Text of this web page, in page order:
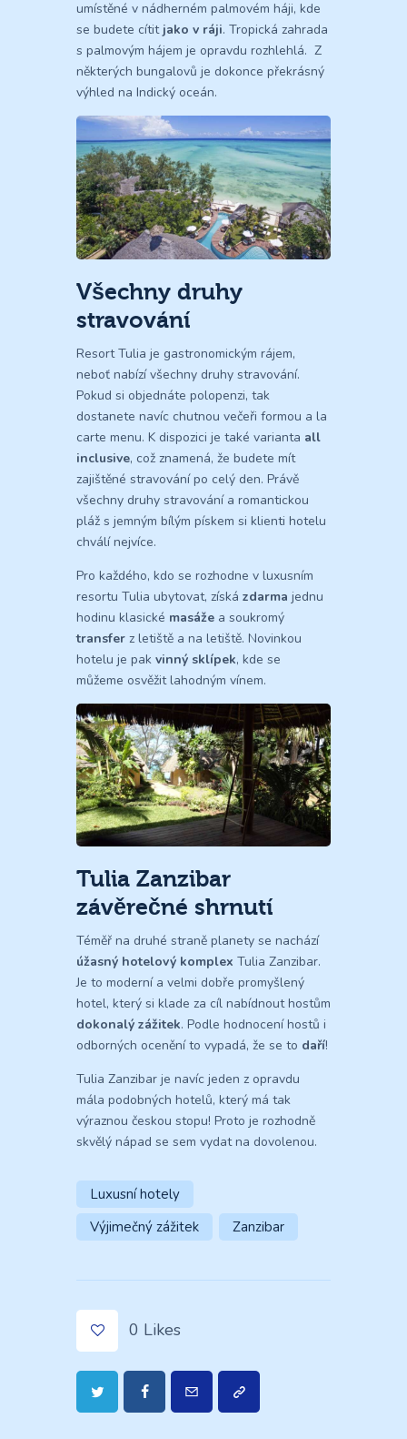
umístěné v nádherném palmovém háji, kde
se budete cítit jako v ráji. Tropická zahrada
s palmovým hájem je opravdu rozhlehlá. Z
některých bungalovů je dokonce překrásný
výhled na Indický oceán.
Všechny druhy
stravování
Resort Tulia je gastronomickým rájem,
neboť nabízí všechny druhy stravování.
Pokud si objednáte polopenzi, tak
dostanete navíc chutnou večeři formou a la
carte menu. K dispozici je také varianta all
inclusive, což znamená, že budete mít
zajištěné stravování po celý den. Právě
všechny druhy stravování a romantickou
pláž s jemným bílým pískem si klienti hotelu
chválí nejvíce.
Pro každého, kdo se rozhodne v luxusním
resortu Tulia ubytovat, získá zdarma jednu
hodinu klasické masáže a soukromý
transfer z letiště a na letiště. Novinkou
hotelu je pak vinný sklípek, kde se
můžeme osvěžit lahodným vínem.
Tulia Zanzibar
závěrečné shrnutí
Téměř na druhé straně planety se nachází
úžasný hotelový komplex Tulia Zanzibar.
Je to moderní a velmi dobře promyšlený
hotel, který si klade za cíl nabídnout hostům
dokonalý zážitek. Podle hodnocení hostů i
odborných ocenění to vypadá, že se to daří!
Tulia Zanzibar je navíc jeden z opravdu
mála podobných hotelů, který má tak
výraznou českou stopu! Proto je rozhodně
skvělý nápad se sem vydat na dovolenou.
Luxusní hotely
Výjimečný zážitek
Zanzibar
0 Likes